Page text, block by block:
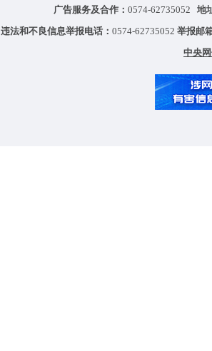
广告服务及合作： 0574-62735052 地
违法和不良信息举报电话： 0574-62735052 举报邮
中央